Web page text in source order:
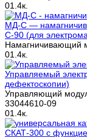
01.4к.
МД-С —
С-90 (для
Намагничивающий
01.4к.
Управляемый
дефектоскопии)
Управляющий
33044610-09
01.4к.